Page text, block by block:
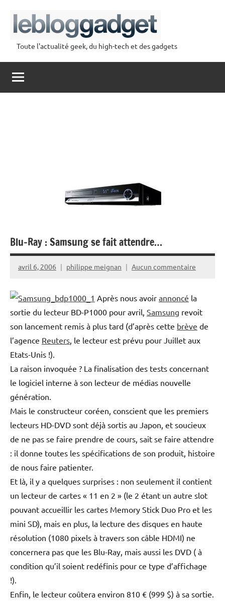
contenu
lebloggadget
Toute l'actualité geek, du high-tech et des gadgets
Blu-Ray : Samsung se fait attendre…
avril 6, 2006 philippe meignan Aucun commentaire
Après nous avoir annoncé la
sortie du lecteur BD-P1000 pour avril, Samsung revoit
son lancement remis à plus tard (d’après cette brève de
l’agence Reuters , le lecteur est prévu pour Juillet aux
Etats-Unis !).
La raison invoquée ? La finalisation des tests concernant
le logiciel interne à son lecteur de médias nouvelle
génération.
Mais le constructeur coréen, conscient que les premiers
lecteurs HD-DVD sont déjà sortis au Japon, et soucieux
de ne pas se faire prendre de cours, sait se faire attendre
: il donne toutes les spécifications de son produit, histoire
de nous faire patienter.
Et là, il y a quelques surprises : non seulement il contient
un lecteur de cartes « 11 en 2 » (le 2 étant un autre slot
pouvant accueillir les cartes Memory Stick Duo Pro et les
mini SD), mais en plus, la lecture des disques en haute
résolution (1080 pixels à travers son câble HDMI) ne
concernera pas que les Blu-Ray, mais aussi les DVD ( à
condition qu’il soient redéfinis pour ce type d’affichage
!).
Enfin, le lecteur coûtera environ 810 € (999 $) à sa sortie.